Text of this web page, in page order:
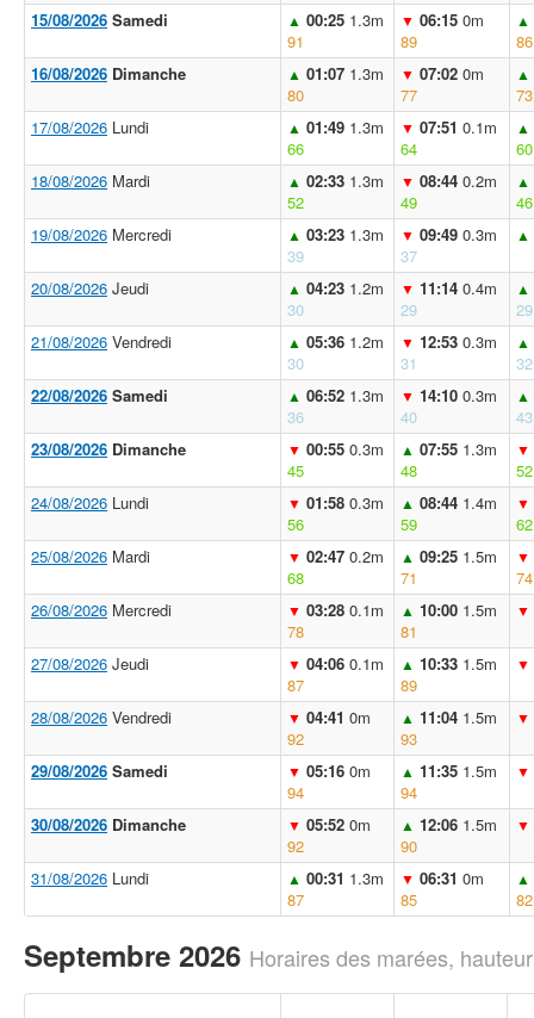
15/08/2026 Samedi ▲ 00:25 1.3m
91
▼ 06:15 0m
89
▲
86
16/08/2026 Dimanche ▲ 01:07 1.3m
80
▼ 07:02 0m
77
▲
73
17/08/2026 Lundi ▲ 01:49 1.3m
66
▼ 07:51 0.1m
64
▲
60
18/08/2026 Mardi ▲ 02:33 1.3m
52
▼ 08:44 0.2m
49
▲
46
19/08/2026 Mercredi ▲ 03:23 1.3m
39
▼ 09:49 0.3m
37
▲
20/08/2026 Jeudi ▲ 04:23 1.2m
30
▼ 11:14 0.4m
29
▲
29
21/08/2026 Vendredi ▲ 05:36 1.2m
30
▼ 12:53 0.3m
31
▲
32
22/08/2026 Samedi ▲ 06:52 1.3m
36
▼ 14:10 0.3m
40
▲
43
23/08/2026 Dimanche ▼ 00:55 0.3m
45
▲ 07:55 1.3m
48
▼
52
24/08/2026 Lundi ▼ 01:58 0.3m
56
▲ 08:44 1.4m
59
▼
62
25/08/2026 Mardi ▼ 02:47 0.2m
68
▲ 09:25 1.5m
71
▼
74
26/08/2026 Mercredi ▼ 03:28 0.1m
78
▲ 10:00 1.5m
81
▼
27/08/2026 Jeudi ▼ 04:06 0.1m
87
▲ 10:33 1.5m
89
▼
28/08/2026 Vendredi ▼ 04:41 0m
92
▲ 11:04 1.5m
93
▼
29/08/2026 Samedi ▼ 05:16 0m
94
▲ 11:35 1.5m
94
▼
30/08/2026 Dimanche ▼ 05:52 0m
92
▲ 12:06 1.5m
90
▼
31/08/2026 Lundi ▲ 00:31 1.3m
87
▼ 06:31 0m
85
▲
82
Septembre 2026 Horaires des marées,